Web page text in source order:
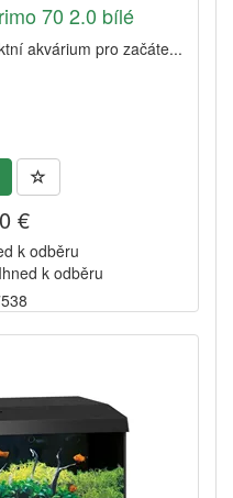
70 2.0 bílé
akvárium pro začáte...
€
k odběru
k odběru